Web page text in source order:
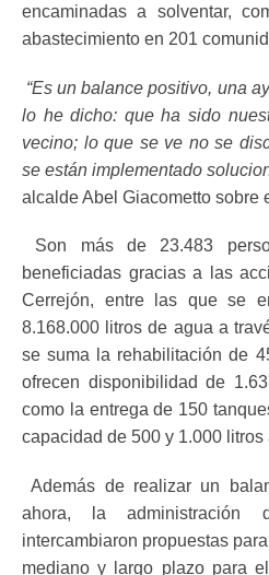
encaminadas a solventar,
abastecimiento en 201
“Es un balance positivo, una
lo he dicho: que ha sido
vecino; lo que se ve no se
se están implementado
alcalde Abel Giacometto sobre
Son más de 23.483
beneficiadas gracias a las
Cerrejón, entre las que se
8.168.000 litros de agua a
se suma la rehabilitación de
ofrecen disponibilidad de
como la entrega de 150
capacidad de 500 y 1.000
Además de realizar un
ahora, la administración
intercambiaron propuestas
mediano y largo plazo para